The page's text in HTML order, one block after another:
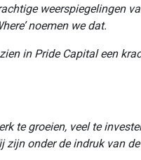
weerspiegelingen
noemen we dat.
in Pride Capital een
te groeien, veel te
onder de indruk van